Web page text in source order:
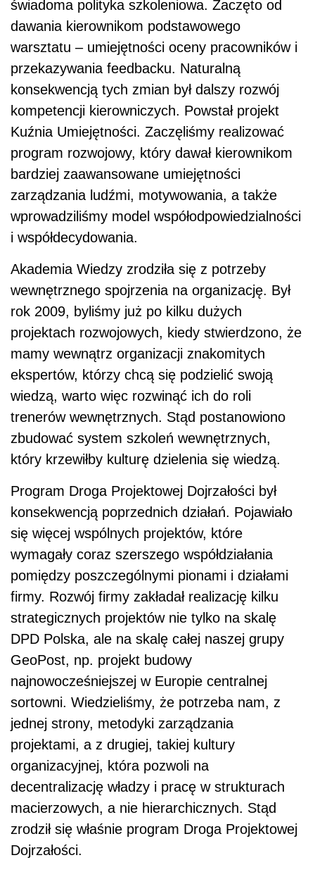
świadoma polityka szkoleniowa. Zaczęto od
dawania kierownikom podstawowego
warsztatu – umiejętności oceny pracowników i
przekazywania feedbacku. Naturalną
konsekwencją tych zmian był dalszy rozwój
kompetencji kierowniczych. Powstał projekt
Kuźnia Umiejętności. Zaczęliśmy realizować
program rozwojowy, który dawał kierownikom
bardziej zaawansowane umiejętności
zarządzania ludźmi, motywowania, a także
wprowadziliśmy model współodpowiedzialności
i współdecydowania.
Akademia Wiedzy zrodziła się z potrzeby
wewnętrznego spojrzenia na organizację. Był
rok 2009, byliśmy już po kilku dużych
projektach rozwojowych, kiedy stwierdzono, że
mamy wewnątrz organizacji znakomitych
ekspertów, którzy chcą się podzielić swoją
wiedzą, warto więc rozwinąć ich do roli
trenerów wewnętrznych. Stąd postanowiono
zbudować system szkoleń wewnętrznych,
który krzewiłby kulturę dzielenia się wiedzą.
Program Droga Projektowej Dojrzałości był
konsekwencją poprzednich działań. Pojawiało
się więcej wspólnych projektów, które
wymagały coraz szerszego współdziałania
pomiędzy poszczególnymi pionami i działami
firmy. Rozwój firmy zakładał realizację kilku
strategicznych projektów nie tylko na skalę
DPD Polska, ale na skalę całej naszej grupy
GeoPost, np. projekt budowy
najnowocześniejszej w Europie centralnej
sortowni. Wiedzieliśmy, że potrzeba nam, z
jednej strony, metodyki zarządzania
projektami, a z drugiej, takiej kultury
organizacyjnej, która pozwoli na
decentralizację władzy i pracę w strukturach
macierzowych, a nie hierarchicznych. Stąd
zrodził się właśnie program Droga Projektowej
Dojrzałości.